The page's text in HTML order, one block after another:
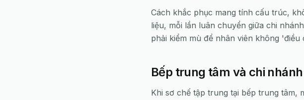
Cách khắc phục mang tính cấu trúc,
liệu, mỗi lần luân chuyển giữa chi
phải kiểm mù để nhân viên không
Bếp trung tâm và chi
Khi sơ chế tập trung tại bếp trung tâm,